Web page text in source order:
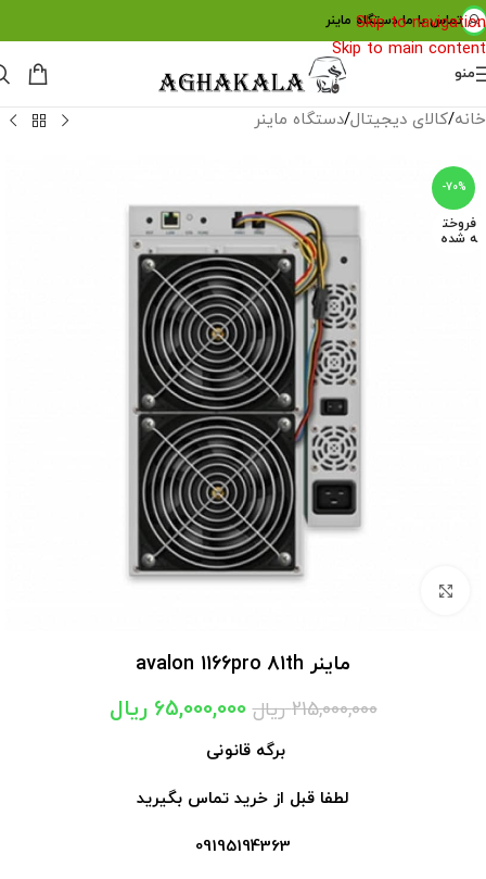
Skip to navigation
Skip to main content
تماس با مادستگاه ماینر
منو
خانه/کالای دیجیتال/دستگاه ماینر
-70%
فروخت
ه شده
ماینر avalon 1166pro 81th
215,000,000 ریال 65,000,000 ریال
برگه قانونی
لطفا قبل از خرید تماس بگیرید
09195194363